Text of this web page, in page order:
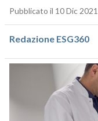
Pubblicato il 10 Dic 2021
Redazione ESG360